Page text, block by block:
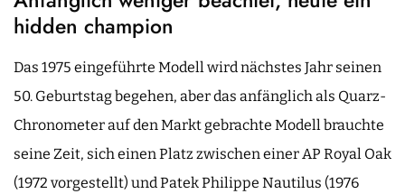
hidden champion
Das 1975 eingeführte Modell wird nächstes Jahr seinen
50. Geburtstag begehen, aber das anfänglich als Quarz-
Chronometer auf den Markt gebrachte Modell brauchte
seine Zeit, sich einen Platz zwischen einer AP Royal Oak
(1972 vorgestellt) und Patek Philippe Nautilus (1976